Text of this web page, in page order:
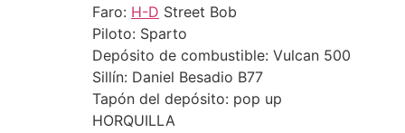
Faro: H-D Street Bob
Piloto: Sparto
Depósito de combustible: Vulcan 500
Sillín: Daniel Besadio B77
Tapón del depósito: pop up
HORQUILLA